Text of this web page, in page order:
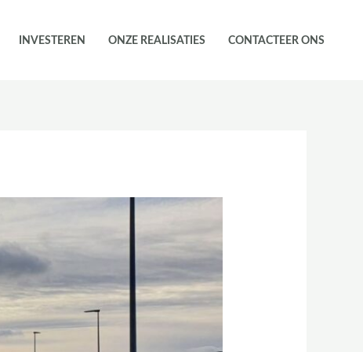
INVESTEREN ONZE REALISATIES CONTACTEER ONS